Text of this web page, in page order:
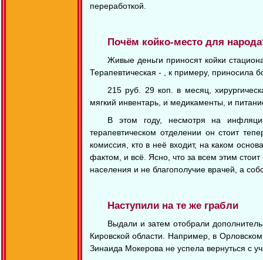
переработкой.
Почём койко-место для
Живые деньги приносят койки
Терапевтическая - , к примеру, приносила
215 руб. 29 коп. в месяц,
мягкий инвентарь, и медикаменты, и
В этом году, несмотря на
терапевтическом отделении он стоит
комиссия, кто в неё входит, на каком
фактом, и всё. Ясно, что за всем этим
населения и не благополучие врачей, а
Наступили на те же грабли
Выдали и затем отобрали
Кировской области. Например, в
Зинаида Мокерова не успела вернуться с